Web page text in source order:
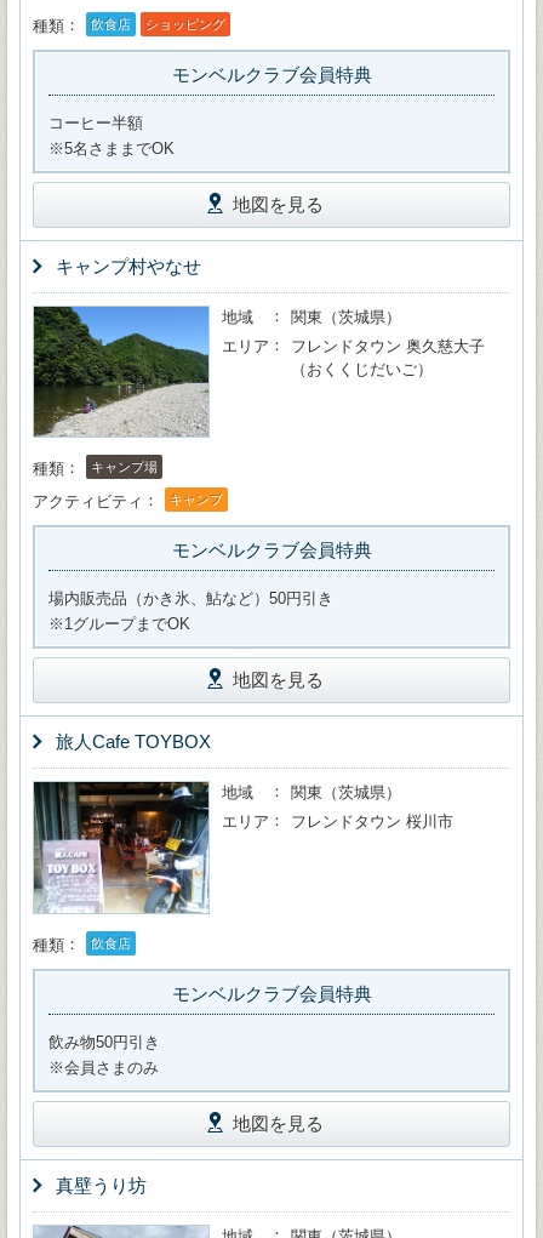
種類 飲食店 ショッピング
モンベルクラブ会員特典
コーヒー半額
※5名さままでOK
地図を見る
キャンプ村やなせ
地域
関東（茨城県）
エリア
フレンドタウン 奥久慈大子
（おくくじだいご）
種類 キャンプ場
アクティビティ キャンプ
モンベルクラブ会員特典
場内販売品（かき氷、鮎など）50円引き
※1グループまでOK
地図を見る
旅人Cafe TOYBOX
地域
関東（茨城県）
エリア
フレンドタウン 桜川市
種類 飲食店
モンベルクラブ会員特典
飲み物50円引き
※会員さまのみ
地図を見る
真壁うり坊